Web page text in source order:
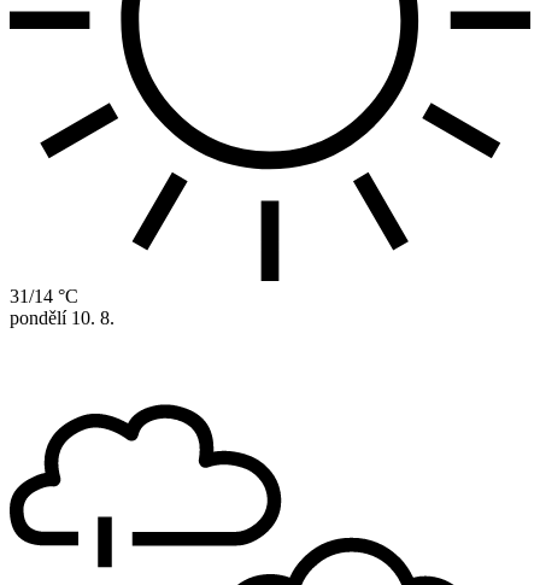
31/14 °C
pondělí 10. 8.